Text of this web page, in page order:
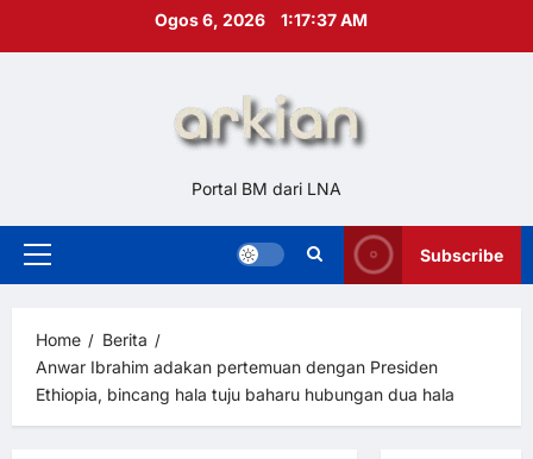
Ogos 6, 2026 1:17:38 AM
Portal BM dari LNA
Primary
Subscribe
Home
Berita
Anwar Ibrahim adakan pertemuan dengan Presiden
Ethiopia, bincang hala tuju baharu hubungan dua hala